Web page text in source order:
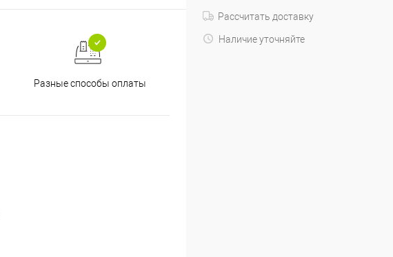
Разные способы оплаты
Рассчитать доставку
Наличие уточняйте